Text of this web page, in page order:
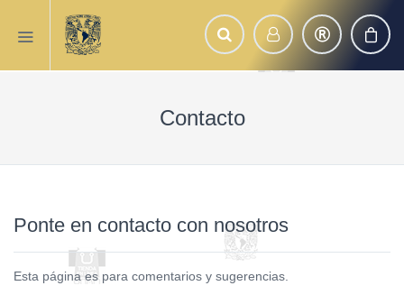
Contacto
Ponte en contacto con nosotros
Esta página es para comentarios y sugerencias.